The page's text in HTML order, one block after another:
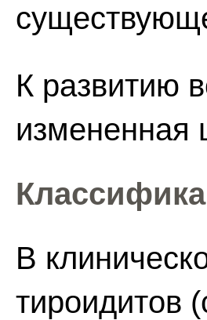
К развитию
измененная
В
тироидитов